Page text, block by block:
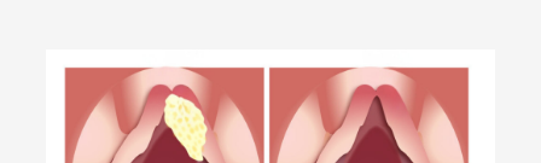
Imagen